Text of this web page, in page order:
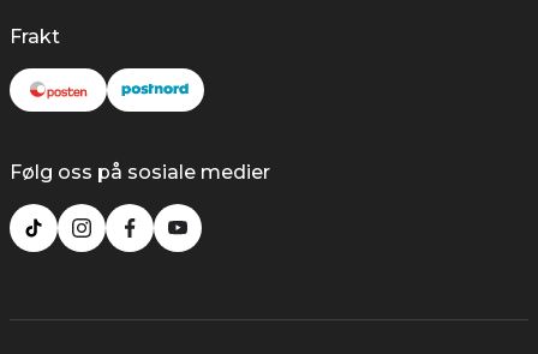
Frakt
Følg oss på sosiale medier